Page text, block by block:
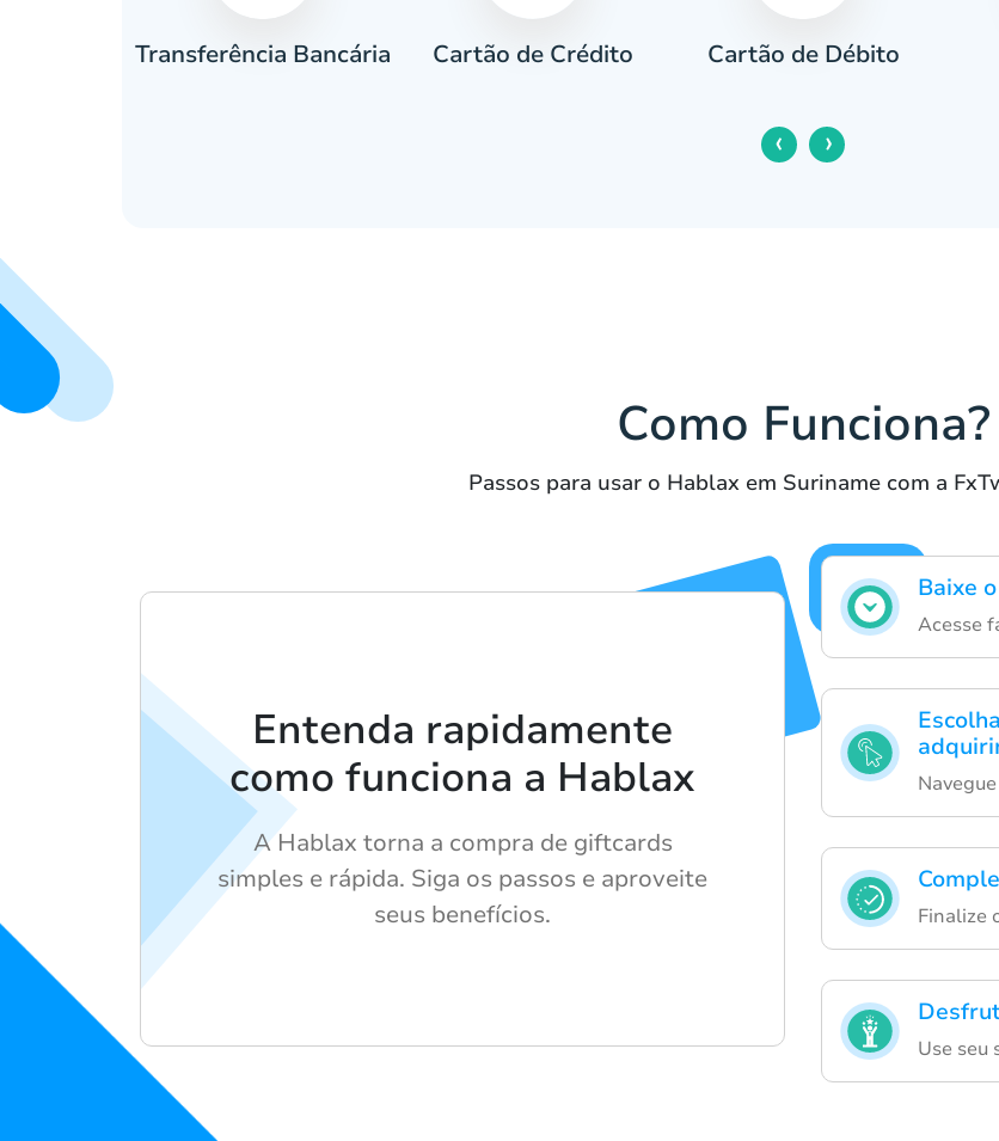
Transferência Bancária Cartão de Crédito Cartão de Débito
‹ ›
Como Funciona?
Passos para usar o Hablax em Suriname com a
Baixe
Acesse
Finalize
Use seu
Entenda rapidamente
como funciona a Hablax
A Hablax torna a compra de giftcards
simples e rápida. Siga os passos e aproveite
seus benefícios.